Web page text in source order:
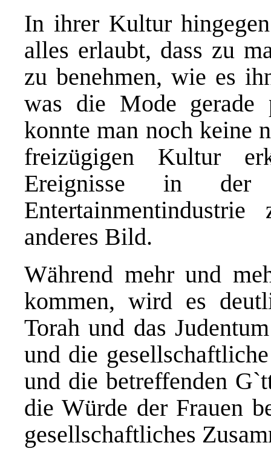
In ihrer Kultur
alles erlaubt, dass zu
zu benehmen, wie es
was die Mode gerade
konnte man noch keine
freizügigen Kultur
Ereignisse in der
anderes Bild.
Während mehr und
kommen, wird es
Torah und das
und die
und die betreffenden
die Würde der Frauen
gesellschaftliches